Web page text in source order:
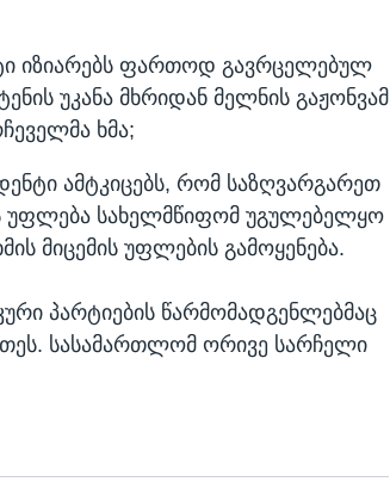
იზიარებს ფართოდ გავრცელებულ
უკანა მხრიდან მელნის გაჟონვამ
ხმა;
ამტკიცებს, რომ საზღვარგარეთ
უფლება სახელმწიფომ უგულებელყო
მიცემის უფლების გამოყენება.
პარტიების წარმომადგენლებმაც
სასამართლომ ორივე სარჩელი